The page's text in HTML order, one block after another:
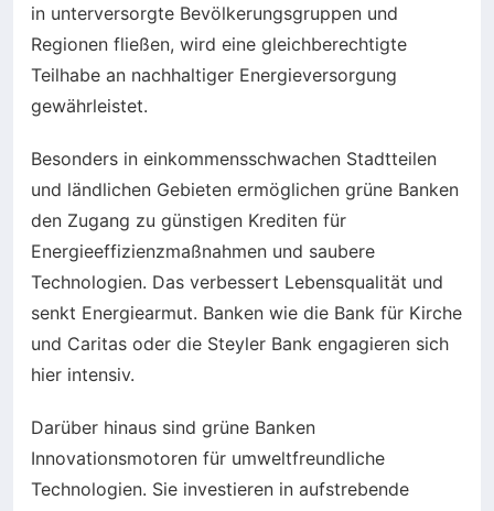
in unterversorgte Bevölkerungsgruppen und
Regionen fließen, wird eine gleichberechtigte
Teilhabe an nachhaltiger Energieversorgung
gewährleistet.
Besonders in einkommensschwachen Stadtteilen
und ländlichen Gebieten ermöglichen grüne Banken
den Zugang zu günstigen Krediten für
Energieeffizienzmaßnahmen und saubere
Technologien. Das verbessert Lebensqualität und
senkt Energiearmut. Banken wie die Bank für Kirche
und Caritas oder die Steyler Bank engagieren sich
hier intensiv.
Darüber hinaus sind grüne Banken
Innovationsmotoren für umweltfreundliche
Technologien. Sie investieren in aufstrebende